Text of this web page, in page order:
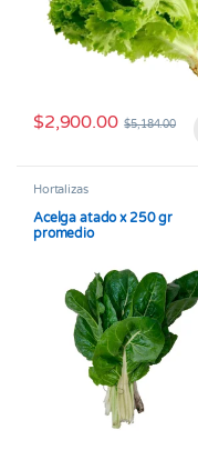
$2,900.00 $5,184.00
Hortalizas
Acelga atado x 250 gr
promedio